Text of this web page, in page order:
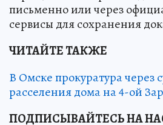
письменно или через
сервисы для сохранения
ЧИТАЙТЕ ТАКЖЕ
В Омске прокуратура через
расселения дома на 4-ой
ПОДПИСЫВАЙТЕСЬ НА